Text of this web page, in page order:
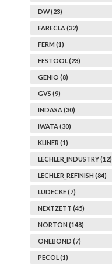
DW (23)
FARECLA (32)
FERM (1)
FESTOOL (23)
GENIO (8)
GVS (9)
INDASA (30)
IWATA (30)
KLINER (1)
LECHLER_INDUSTRY (12)
LECHLER_REFINISH (84)
LUDECKE (7)
NEXTZETT (45)
NORTON (148)
ONEBOND (7)
PECOL (1)